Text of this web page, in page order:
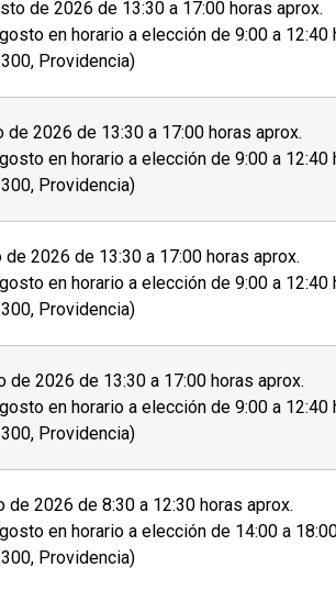
de postulación que se encuentra al
al momento de la
adecuadas, invitamos apersonas
u otra, a dar aviso de esto durante
de 2026 de 13:30 a 17:00 horas aprox.
en horario a elección de 9:00 a 12:40
Providencia)
2026 de 13:30 a 17:00 horas aprox.
en horario a elección de 9:00 a 12:40
Providencia)
2026 de 13:30 a 17:00 horas aprox.
en horario a elección de 9:00 a 12:40
Providencia)
de 2026 de 13:30 a 17:00 horas aprox.
en horario a elección de 9:00 a 12:40
Providencia)
de 2026 de 8:30 a 12:30 horas aprox.
en horario a elección de 14:00 a
Providencia)